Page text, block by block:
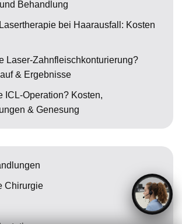
Behandlung
bei Haarausfall: Kosten
Laser-Zahnfleischkonturierung?
& Ergebnisse
ICL-Operation? Kosten,
& Genesung
Chirurgie